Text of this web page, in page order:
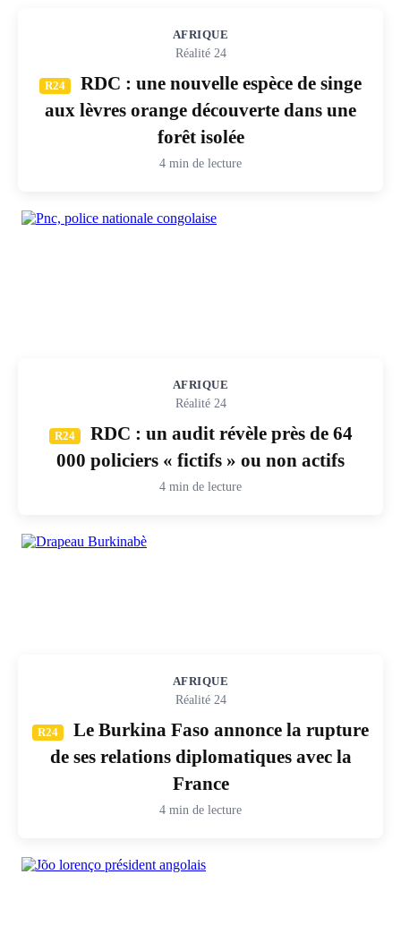
AFRIQUE
Réalité 24
R24
RDC : une nouvelle espèce de singe
aux lèvres orange découverte dans une
forêt isolée
4 min de lecture
AFRIQUE
Réalité 24
R24
RDC : un audit révèle près de 64
000 policiers « fictifs » ou non actifs
4 min de lecture
AFRIQUE
Réalité 24
R24
Le Burkina Faso annonce la rupture
de ses relations diplomatiques avec la
France
4 min de lecture